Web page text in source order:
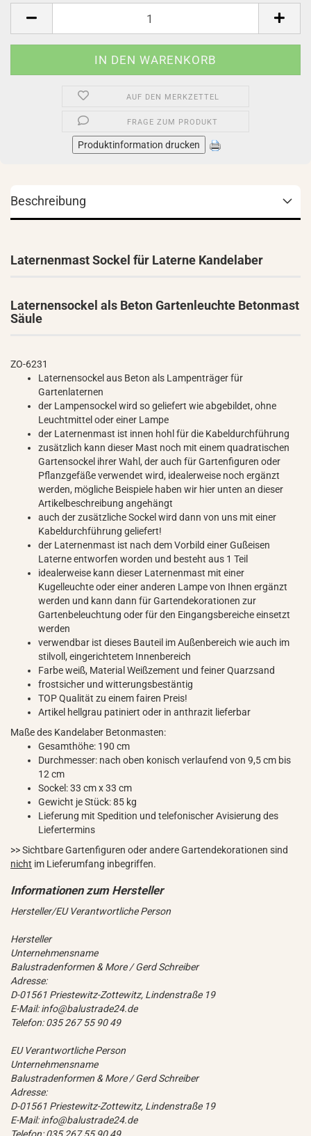
AUF DEN MERKZETTEL
FRAGE ZUM PRODUKT
Produktinformation drucken
Beschreibung
Laternenmast Sockel für Laterne Kandelaber
Laternensockel als Beton Gartenleuchte Betonmast
Säule
ZO-6231
Laternensockel aus Beton als Lampenträger für
Gartenlaternen
der Lampensockel wird so geliefert wie abgebildet, ohne
Leuchtmittel oder einer Lampe
der Laternenmast ist innen hohl für die Kabeldurchführung
zusätzlich kann dieser Mast noch mit einem quadratischen
Gartensockel ihrer Wahl, der auch für Gartenfiguren oder
Pflanzgefäße verwendet wird, idealerweise noch ergänzt
werden, mögliche Beispiele haben wir hier unten an dieser
Artikelbeschreibung angehängt
auch der zusätzliche Sockel wird dann von uns mit einer
Kabeldurchführung geliefert!
der Laternenmast ist nach dem Vorbild einer Gußeisen
Laterne entworfen worden und besteht aus 1 Teil
idealerweise kann dieser Laternenmast mit einer
Kugelleuchte oder einer anderen Lampe von Ihnen ergänzt
werden und kann dann für Gartendekorationen zur
Gartenbeleuchtung oder für den Eingangsbereiche einsetzt
werden
verwendbar ist dieses Bauteil im Außenbereich wie auch im
stilvoll, eingerichtetem Innenbereich
Farbe weiß, Material Weißzement und feiner Quarzsand
frostsicher und witterungsbestäntig
TOP Qualität zu einem fairen Preis!
Artikel hellgrau patiniert oder in anthrazit lieferbar
Maße des Kandelaber Betonmasten:
Gesamthöhe: 190 cm
Durchmesser: nach oben konisch verlaufend von 9,5 cm bis
12 cm
Sockel: 33 cm x 33 cm
Gewicht je Stück: 85 kg
Lieferung mit Spedition und telefonischer Avisierung des
Liefertermins
>> Sichtbare Gartenfiguren oder andere Gartendekorationen sind
nicht im Lieferumfang inbegriffen.
Hersteller/EU Verantwortliche Person
Hersteller
Unternehmensname
Balustradenformen & More / Gerd Schreiber
Adresse:
D-01561 Priestewitz-Zottewitz, Lindenstraße 19
E-Mail: info@balustrade24.de
Telefon: 035 267 55 90 49
EU Verantwortliche Person
Unternehmensname
Balustradenformen & More / Gerd Schreiber
Adresse:
D-01561 Priestewitz-Zottewitz, Lindenstraße 19
E-Mail: info@balustrade24.de